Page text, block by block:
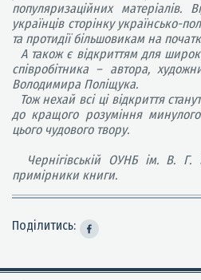
популяризаційних матеріалів.
українців сторінку українсько-
та протидії більшовикам на
А також є відкриттям для
співробітника – автора,
Володимира Поліщука.
Тож нехай всі ці відкриття
до кращого розуміння
цього чудового твору.
Чернігівській ОУНБ ім. В. Г.
примірники книги.
Поділитись: